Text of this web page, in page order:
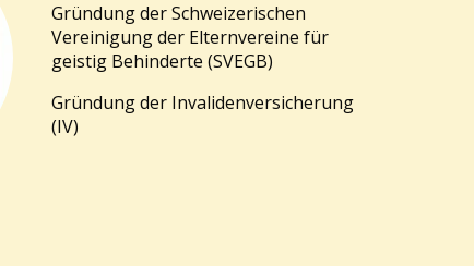
Gründung der Schweizerischen
Vereinigung der Elternvereine für
geistig Behinderte (SVEGB)
Gründung der Invalidenversicherung
(IV)